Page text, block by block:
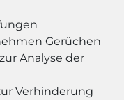
Gerüchen
Analyse der
Verhinderung